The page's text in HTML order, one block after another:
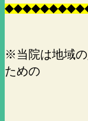
◆◆◆◆◆◆◆◆◆
※当院は地域
ための